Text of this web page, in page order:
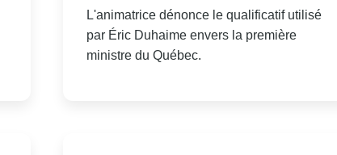
L'animatrice dénonce le qualificatif utilisé
par Éric Duhaime envers la première
ministre du Québec.